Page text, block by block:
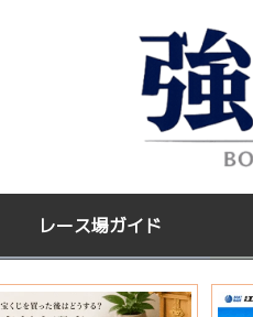
レース場ガイド